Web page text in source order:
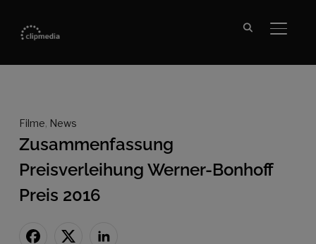
Filme, News
Zusammenfassung
Preisverleihung Werner-Bonhoff
Preis 2016